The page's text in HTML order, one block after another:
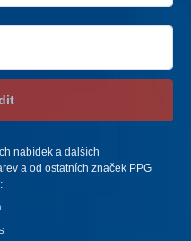
nabídek a dalších
a od ostatních značek PPG